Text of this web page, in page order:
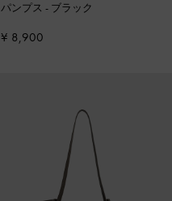
パンプス - ブラック
¥ 8,900